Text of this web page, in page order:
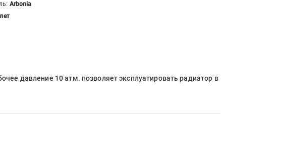
Arbonia
давление 10 атм. позволяет эксплуатировать радиатор в